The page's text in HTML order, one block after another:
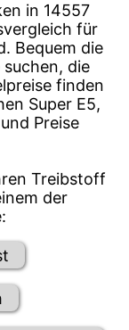
in 14557
für
Bequem die
die
finden
Super E5,
Preise
Treibstoff
der